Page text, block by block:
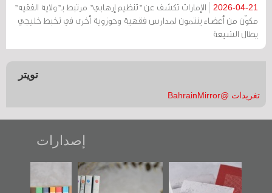
2026-04-21
الإمارات تكشف عن "تنظيم إرهابي" مرتبط بـ"ولاية الفقيه"
مكوّن من أعضاء ينتمون لمدارس فقهية وحوزوية أخرى في تخبط خليجي
يطال الشيعة
تويتر
تغريدات @BahrainMirror
إصدارات
تصنيف موضوعي
للوثائق البريطانية
"مرآة البحرين"
تصدر حصاد
جديدة لمعتقل